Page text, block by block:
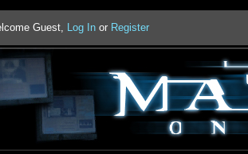
Guest, Log In or Register